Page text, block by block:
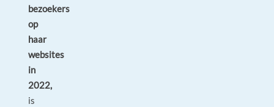
bezoekers
op
haar
websites
in
2022,
is